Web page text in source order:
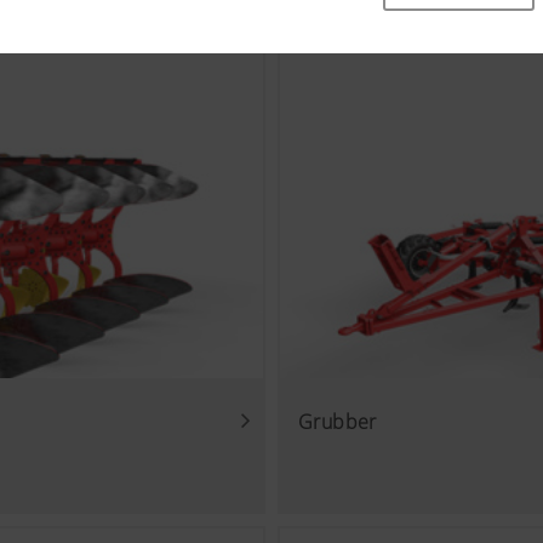
und Cookies nicht.
Speichert , ob das Banner zur „Cookie-
wurde.
Speichert die vom Nutzer gewählte Land- und
Nutzerfreundlichkeit und Leistungsfähigkeit unserer
(auch Cookies) ein, welche anonym messen und
häufig diese aufgerufen werden.
Grubber